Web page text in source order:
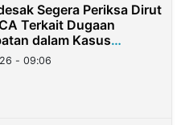
Segera Periksa Dirut
Terkait Dugaan
dalam Kasus
Dana Nasabah Rp2,58
- 09:06